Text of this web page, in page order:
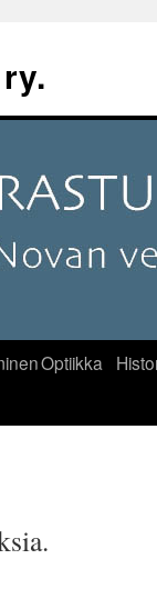
Optiikka